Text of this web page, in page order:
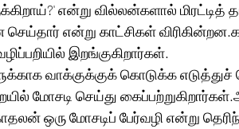
என்று வில்லன்களால் மிரட்டித்
என்று காட்சிகள்
இறங்குகிறார்கள்.
வாக்குக்குக் கொடுக்க
மோசடி செய்து
ஒரு மோசடிப் பேர்வழி என்று